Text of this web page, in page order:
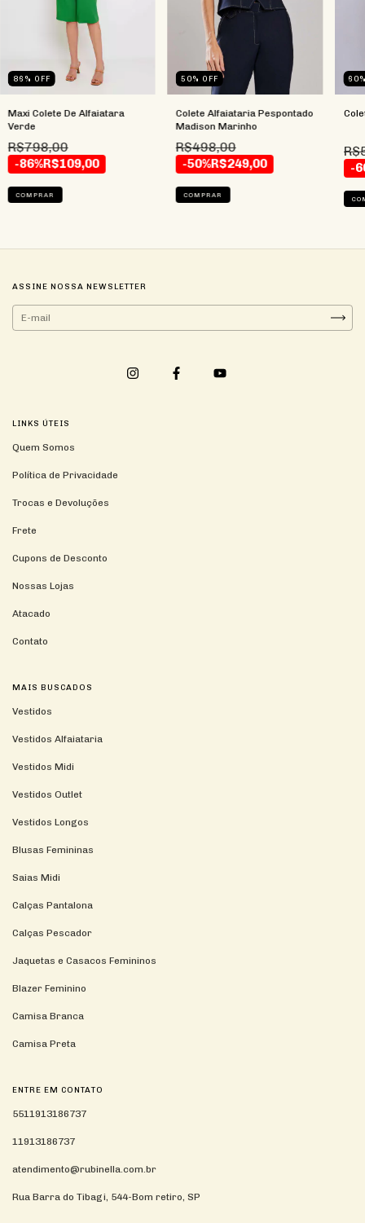
86 % OFF
Maxi Colete De Alfaiatara
Verde
R$798,00
-86%R$109,00
COMPRAR
50% OFF
Colete Alfaiataria Pespontado
Madison Marinho
R$498,00
-50%R$249,00
COMPRAR
60
-
ASSINE NOSSA NEWSLETTER
LINKS ÚTEIS
Quem Somos
Política de Privacidade
Trocas e Devoluções
Frete
Cupons de Desconto
Nossas Lojas
Atacado
Contato
MAIS BUSCADOS
Vestidos
Vestidos Alfaiataria
Vestidos Midi
Vestidos Outlet
Vestidos Longos
Blusas Femininas
Saias Midi
Calças Pantalona
Calças Pescador
Jaquetas e Casacos Femininos
Blazer Feminino
Camisa Branca
Camisa Preta
ENTRE EM CONTATO
5511913186737
11913186737
atendimento@rubinella.com.br
Rua Barra do Tibagi, 544-Bom retiro, SP